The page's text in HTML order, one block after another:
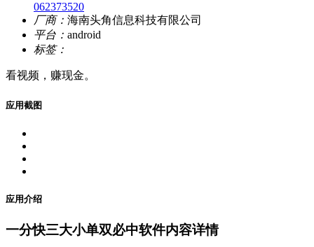
062373520
厂商： 海南头角信息科技有限公司
平台： android
标签：
看视频，赚现金。
应用截图
应用介绍
一分快三大小单双必中软件内容详情